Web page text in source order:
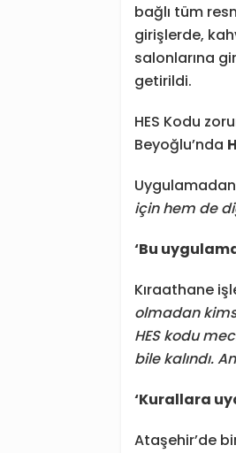
bağlı tüm
girişlerde,
salonlarına
getirildi.
HES Kodu
Beyoğlu’nda
için hem de
‘Bu
Kıraathane
olmadan
HES kodu
bile kalındı.
‘Kurallara
Ataşehir’de